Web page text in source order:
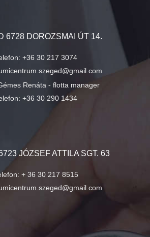
6728 DOROZSMAI ÚT 14.
+36 30 217 3074
Renáta - flotta manager
+36 30 290 1434
JÓZSEF ATTILA SGT. 63
+ 36 30 217 8515